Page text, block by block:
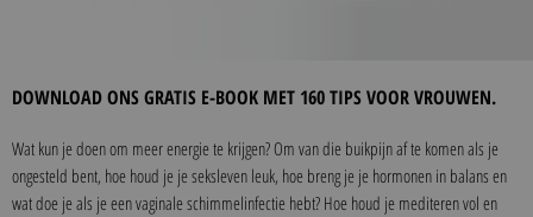
DOWNLOAD ONS GRATIS E-BOOK MET 160 TIPS VOOR VROUWEN.
Wat kun je doen om meer energie te krijgen? Om van die buikpijn af te komen als je
ongesteld bent, hoe houd je je seksleven leuk, hoe breng je je hormonen in balans en
wat doe je als je een vaginale schimmelinfectie hebt? Hoe houd je mediteren vol en